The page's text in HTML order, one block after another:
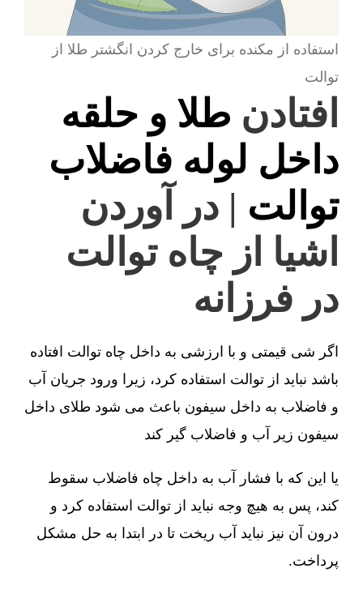
استفاده از مکنده برای خارج کردن انگشتر طلا از
توالت
افتادن طلا و حلقه
داخل لوله فاضلاب
توالت | در آوردن
اشیا از چاه توالت
در فرزانه
اگر شی قیمتی و با ارزشی به داخل چاه توالت افتاده
باشد نباید از توالت استفاده کرد، زیرا ورود جریان آب
و فاضلاب به داخل سیفون باعث می شود طلای داخل
سیفون زیر آب و فاضلاب گیر کند
یا این که با فشار آب به داخل چاه فاضلاب سقوط
کند، پس به هیچ وجه نباید از توالت استفاده کرد و
درون آن نیز نباید آب ریخت تا در ابتدا به حل مشکل
پرداخت.